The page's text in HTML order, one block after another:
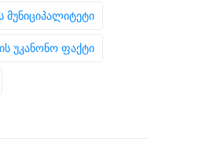
მუნიციპალიტეტი
უკანონო ფაქტი